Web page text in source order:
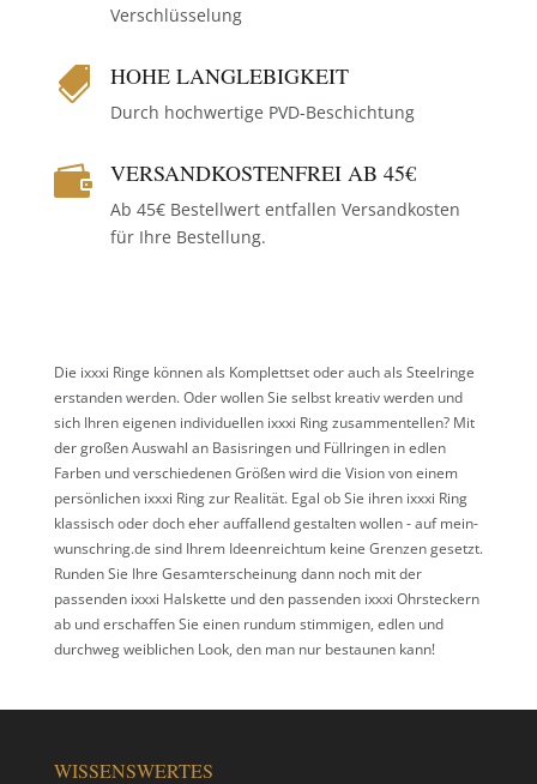
Verschlüsselung
 HOHE LANGLEBIGKEIT
Durch hochwertige PVD-Beschichtung
 VERSANDKOSTENFREI AB 45€
Ab 45€ Bestellwert entfallen Versandkosten
für Ihre Bestellung.
Die ixxxi Ringe können als Komplettset oder auch als Steelringe
erstanden werden. Oder wollen Sie selbst kreativ werden und
sich Ihren eigenen individuellen ixxxi Ring zusammentellen? Mit
der großen Auswahl an Basisringen und Füllringen in edlen
Farben und verschiedenen Größen wird die Vision von einem
persönlichen ixxxi Ring zur Realität. Egal ob Sie ihren ixxxi Ring
klassisch oder doch eher auffallend gestalten wollen - auf mein-
wunschring.de sind Ihrem Ideenreichtum keine Grenzen gesetzt.
Runden Sie Ihre Gesamterscheinung dann noch mit der
passenden ixxxi Halskette und den passenden ixxxi Ohrsteckern
ab und erschaffen Sie einen rundum stimmigen, edlen und
durchweg weiblichen Look, den man nur bestaunen kann!
WISSENSWERTES